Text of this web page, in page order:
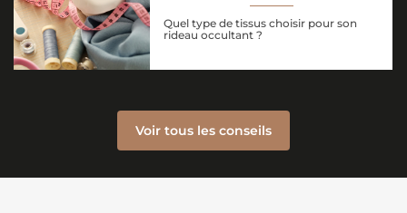
Quel type de tissus choisir pour son
rideau occultant ?
Voir tous les conseils